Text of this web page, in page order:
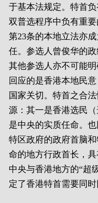
于基本法规定。特首
双普选程序中负有重
第23条的本地立法亦
任。参选人曾俊华的
其他参选人亦不可能
回应的是香港本地民
国家关切。特首之合
源：其一是香港选民
是中央的实质任命。
特区政府的政府首脑
命的地方行政首长，
中央与香港地方的“超
定了香港特首需要同